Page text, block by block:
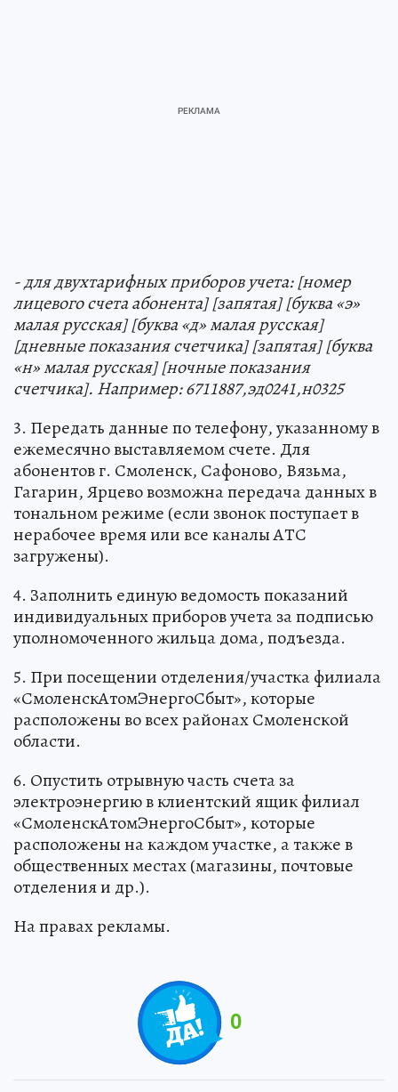
- для двухтарифных приборов учета: [номер
лицевого счета абонента] [запятая] [буква «э»
малая русская] [буква «д» малая русская]
[дневные показания счетчика] [запятая] [буква
«н» малая русская] [ночные показания
счетчика]. Например: 6711887,эд0241,н0325
3. Передать данные по телефону, указанному в
ежемесячно выставляемом счете. Для
абонентов г. Смоленск, Сафоново, Вязьма,
Гагарин, Ярцево возможна передача данных в
тональном режиме (если звонок поступает в
нерабочее время или все каналы АТС
загружены).
4. Заполнить единую ведомость показаний
индивидуальных приборов учета за подписью
уполномоченного жильца дома, подъезда.
5. При посещении отделения/участка филиала
«СмоленскАтомЭнергоСбыт», которые
расположены во всех районах Смоленской
области.
6. Опустить отрывную часть счета за
электроэнергию в клиентский ящик филиал
«СмоленскАтомЭнергоСбыт», которые
расположены на каждом участке, а также в
общественных местах (магазины, почтовые
отделения и др.).
На правах рекламы.
0